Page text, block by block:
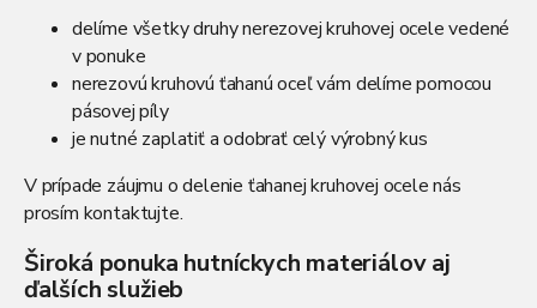
c
e
p
v
y
p
i
delíme všetky druhy nerezovej kruhovej ocele vedené
v ponuke
nerezovú kruhovú ťahanú oceľ vám delíme pomocou
pásovej píly
je nutné zaplatiť a odobrať celý výrobný kus
V prípade záujmu o delenie ťahanej kruhovej ocele nás
prosím kontaktujte.
Široká ponuka hutníckych materiálov aj
ďalších služieb